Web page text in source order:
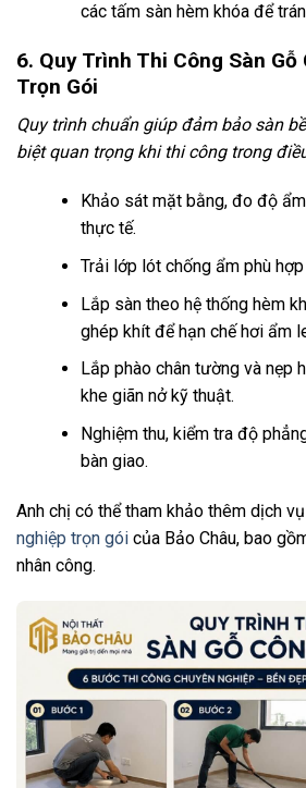
các tấm sàn hèm khóa để
6. Quy Trình Thi Công Sàn Gỗ
Trọn Gói
Quy trình chuẩn giúp đảm bảo sàn
biệt quan trọng khi thi công trong
Khảo sát mặt bằng, đo độ
thực tế.
Trải lớp lót chống ẩm phù
Lắp sàn theo hệ thống hèm
ghép khít để hạn chế hơi ẩm
Lắp phào chân tường và nẹp
khe giãn nở kỹ thuật.
Nghiệm thu, kiểm tra độ
bàn giao.
Anh chị có thể tham khảo thêm dịch vụ
nghiệp trọn gói của Bảo Châu, bao
nhân công.